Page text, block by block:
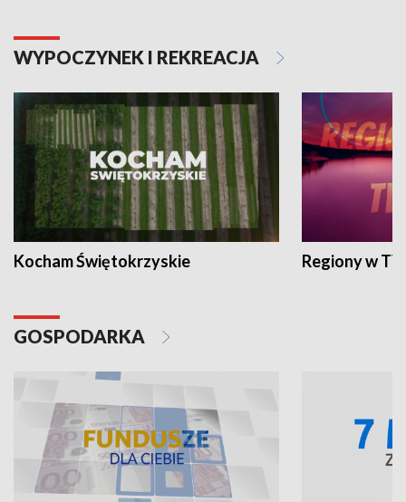
WYPOCZYNEK I REKREACJA
Kocham Świętokrzyskie Regiony w
GOSPODARKA